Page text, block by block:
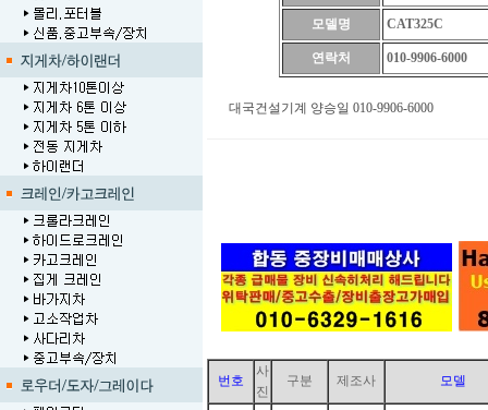
모델명 CAT325C
연락처 010-9906-6000
대국건설기계 양승일 010-9906-6000
번호
사
진
구분 제조사 모델